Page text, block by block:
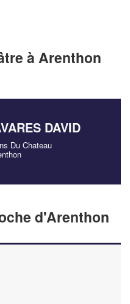
à Arenthon
DAVID
Du Chateau
d'Arenthon
votrechiffre
En savoir plus